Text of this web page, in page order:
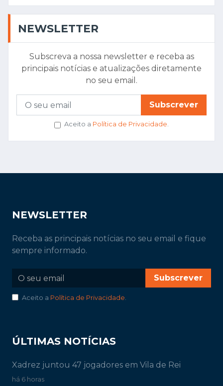
NEWSLETTER
Subscreva a nossa newsletter e receba as
principais notícias e atualizações diretamente
no seu email.
Subscrever
Aceito a Política de Privacidade.
NEWSLETTER
Receba as principais notícias no seu email e fique
sempre informado.
Subscrever
Aceito a Política de Privacidade.
ÚLTIMAS NOTÍCIAS
Xadrez juntou 47 jogadores em Vila de Rei
há 6 horas